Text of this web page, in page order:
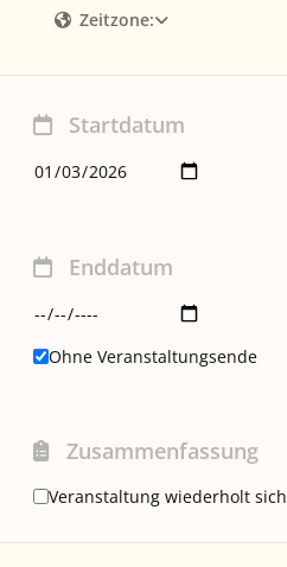
Zeitzone:
Startdatum
Enddatum
Ohne Veranstaltungsende
Zusammenfassung
Veranstaltung wiederholt sich